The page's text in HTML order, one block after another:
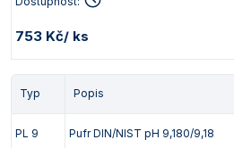
753 Kč/ ks
Typ Popis
PL 9 Pufr DIN/NIST pH 9,180/9,18